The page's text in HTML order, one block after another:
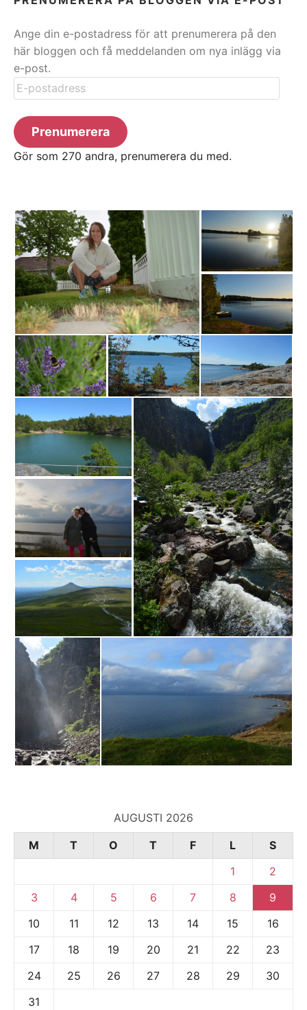
Ange din e-postadress för att prenumerera på den
här bloggen och få meddelanden om nya inlägg via
e-post.
E-
postadress
Prenumerera
Gör som 270 andra, prenumerera du med.
AUGUSTI 2026
M
T O T F L
S
1
2
3
4 5 6 7 8
9
10
11 12 13 14 15
16
17
18 19 20 21 22
23
24
25 26 27 28 29
30
31